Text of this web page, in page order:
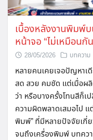
เบื้องหลังงานพิมพ์
หน้าจอ “ไม่เหมือนกั
28/05/2026 บทความ
หลายคนเคยเจอปัญหา
สด สวย คมชัด แต่เมื่อผ
ว่า หรือบางครั้งโทนสีก็เ
ความผิดพลาดเสมอไป แ
พิมพ์” ที่มีหลายปัจจัยเกี่
จนถึงเครื่องพิมพ์ บทคว